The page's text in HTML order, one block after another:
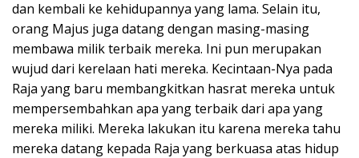
dan kembali ke kehidupannya yang lama. Selain itu,
orang Majus juga datang dengan masing-masing
membawa milik terbaik mereka. Ini pun merupakan
wujud dari kerelaan hati mereka. Kecintaan-Nya pada
Raja yang baru membangkitkan hasrat mereka untuk
mempersembahkan apa yang terbaik dari apa yang
mereka miliki. Mereka lakukan itu karena mereka tahu
mereka datang kepada Raja yang berkuasa atas hidup